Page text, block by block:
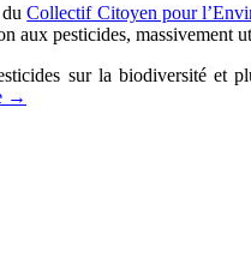
duCollectif Citoyen pour
aux pesticides, massivement
sur la biodiversité et
→